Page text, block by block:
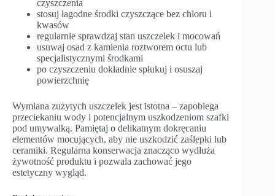
czyszczenia
stosuj łagodne środki czyszczące bez chloru i
kwasów
regularnie sprawdzaj stan uszczelek i mocowań
usuwaj osad z kamienia roztworem octu lub
specjalistycznymi środkami
po czyszczeniu dokładnie spłukuj i osuszaj
powierzchnię
Wymiana zużytych uszczelek jest istotna – zapobiega
przeciekaniu wody i potencjalnym uszkodzeniom szafki
pod umywalką. Pamiętaj o delikatnym dokręcaniu
elementów mocujących, aby nie uszkodzić zaślepki lub
ceramiki. Regularna konserwacja znacząco wydłuża
żywotność produktu i pozwala zachować jego
estetyczny wygląd.